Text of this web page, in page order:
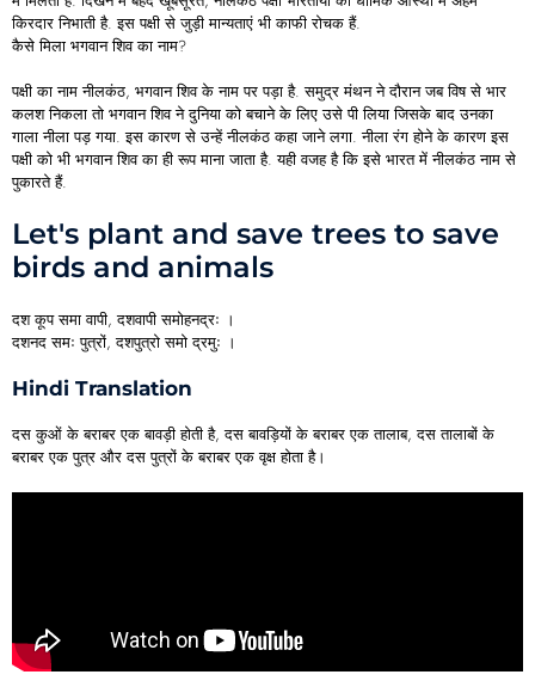
किरदार निभाती है. इस पक्षी से जुड़ी मान्यताएं भी काफी रोचक हैं.
कैसे मिला भगवान शिव का नाम?
पक्षी का नाम नीलकंठ, भगवान शिव के नाम पर पड़ा है. समुद्र मंथन ने दौरान जब विष से भार
कलश निकला तो भगवान शिव ने दुनिया को बचाने के लिए उसे पी लिया जिसके बाद उनका
गाला नीला पड़ गया. इस कारण से उन्हें नीलकंठ कहा जाने लगा. नीला रंग होने के कारण इस
पक्षी को भी भगवान शिव का ही रूप माना जाता है. यही वजह है कि इसे भारत में नीलकंठ नाम से
पुकारते हैं.
Let's plant and save trees to save
birds and animals
दश कूप समा वापी, दशवापी समोहनद्रः ।
दशनद समः पुत्रों, दशपुत्रो समो द्रमुः ।
Hindi Translation
दस कुओं के बराबर एक बावड़ी होती है, दस बावड़ियों के बराबर एक तालाब, दस तालाबों के
बराबर एक पुत्र और दस पुत्रों के बराबर एक वृक्ष होता है।